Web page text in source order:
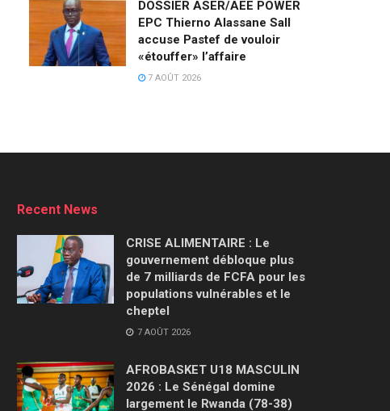
DOSSIER ASER/AEE POWER
EPC Thierno Alassane Sall
accuse Pastef de vouloir
«étouffer» l’affaire
7 AOÛT 2026
Recent News
CRISE ALIMENTAIRE : Le
gouvernement débloque plus
de 7 milliards de FCFA pour les
populations vulnérables et le
cheptel
7 AOÛT 2026
AFROBASKET U18 MASCULIN
2026 : Le Sénégal domine
largement le Rwanda (78-38)